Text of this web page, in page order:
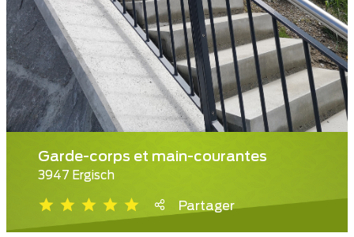
Garde-corps et main-courantes
3947 Ergisch
Partager